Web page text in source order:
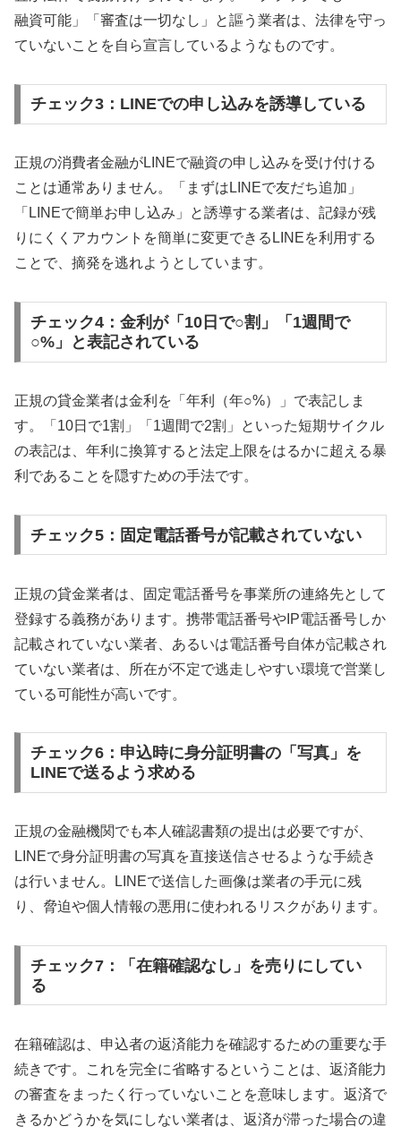
融資可能」「審査は一切なし」と謳う業者は、法律を守っ
ていないことを自ら宣言しているようなものです。
チェック3：LINEでの申し込みを誘導している
正規の消費者金融がLINEで融資の申し込みを受け付ける
ことは通常ありません。「まずはLINEで友だち追加」
「LINEで簡単お申し込み」と誘導する業者は、記録が残
りにくくアカウントを簡単に変更できるLINEを利用する
ことで、摘発を逃れようとしています。
チェック4：金利が「10日で○割」「1週間で
○%」と表記されている
正規の貸金業者は金利を「年利（年○%）」で表記しま
す。「10日で1割」「1週間で2割」といった短期サイクル
の表記は、年利に換算すると法定上限をはるかに超える暴
利であることを隠すための手法です。
チェック5：固定電話番号が記載されていない
正規の貸金業者は、固定電話番号を事業所の連絡先として
登録する義務があります。携帯電話番号やIP電話番号しか
記載されていない業者、あるいは電話番号自体が記載され
ていない業者は、所在が不定で逃走しやすい環境で営業し
ている可能性が高いです。
チェック6：申込時に身分証明書の「写真」を
LINEで送るよう求める
正規の金融機関でも本人確認書類の提出は必要ですが、
LINEで身分証明書の写真を直接送信させるような手続き
は行いません。LINEで送信した画像は業者の手元に残
り、脅迫や個人情報の悪用に使われるリスクがあります。
チェック7：「在籍確認なし」を売りにしてい
る
在籍確認は、申込者の返済能力を確認するための重要な手
続きです。これを完全に省略するということは、返済能力
の審査をまったく行っていないことを意味します。返済で
きるかどうかを気にしない業者は、返済が滞った場合の違